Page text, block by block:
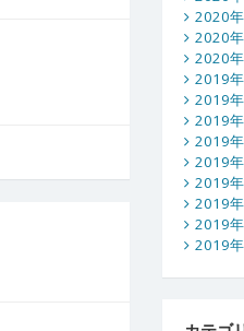
2020
2020
2020
2019
2019
2019
2019
2019
2019
2019
2019
2019